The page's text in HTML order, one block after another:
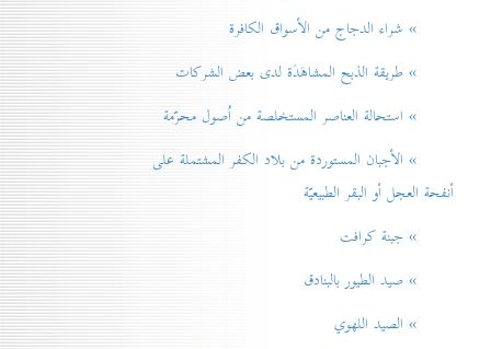
» شراء الدجاج من الأسواق الكافرة
» طريقة الذبح المشاهَدَة لدی بعض الشركات
» استحالة العناصر المستخلصة من اُصول محرّمة
» الأجبان المستوردة من بلاد الكفر المشتملة على
أنفحة العجل أو البقر الطبيعيّة
» جبنة كرافت
» صيد الطيور بالبنادق
» الصيد اللهوي